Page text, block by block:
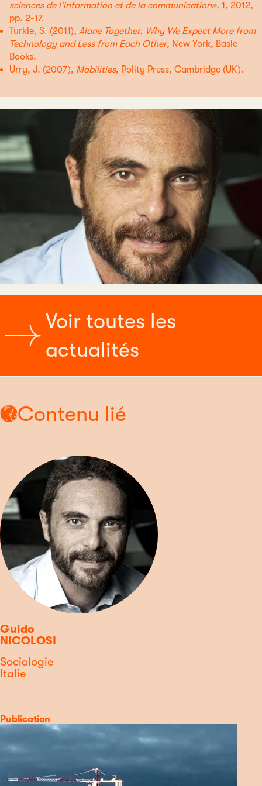
sciences de l’information et de la communication», 1, 2012,
pp. 2-17.
Turkle, S. (2011), Alone Together. Why We Expect More from
Technology and Less from Each Other, New York, Basic
Books.
Urry, J. (2007), Mobilities, Polity Press, Cambridge (UK).
Voir toutes les
actualités
Contenu lié
Guido
NICOLOSI
Discipline
Sociologie
Pays
Italie
Catégorie
Publication